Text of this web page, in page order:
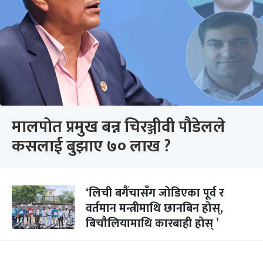
मालपोत प्रमुख बन्न चिरञ्जीवी पौडेलले
कसलाई बुझाए ७० लाख ?
‘लिची बगैंचासँग जोडिएका पूर्व र
वर्तमान मन्त्रीमाथि छानबिन होस्,
बिचौलियामाथि कारबाही होस् ’